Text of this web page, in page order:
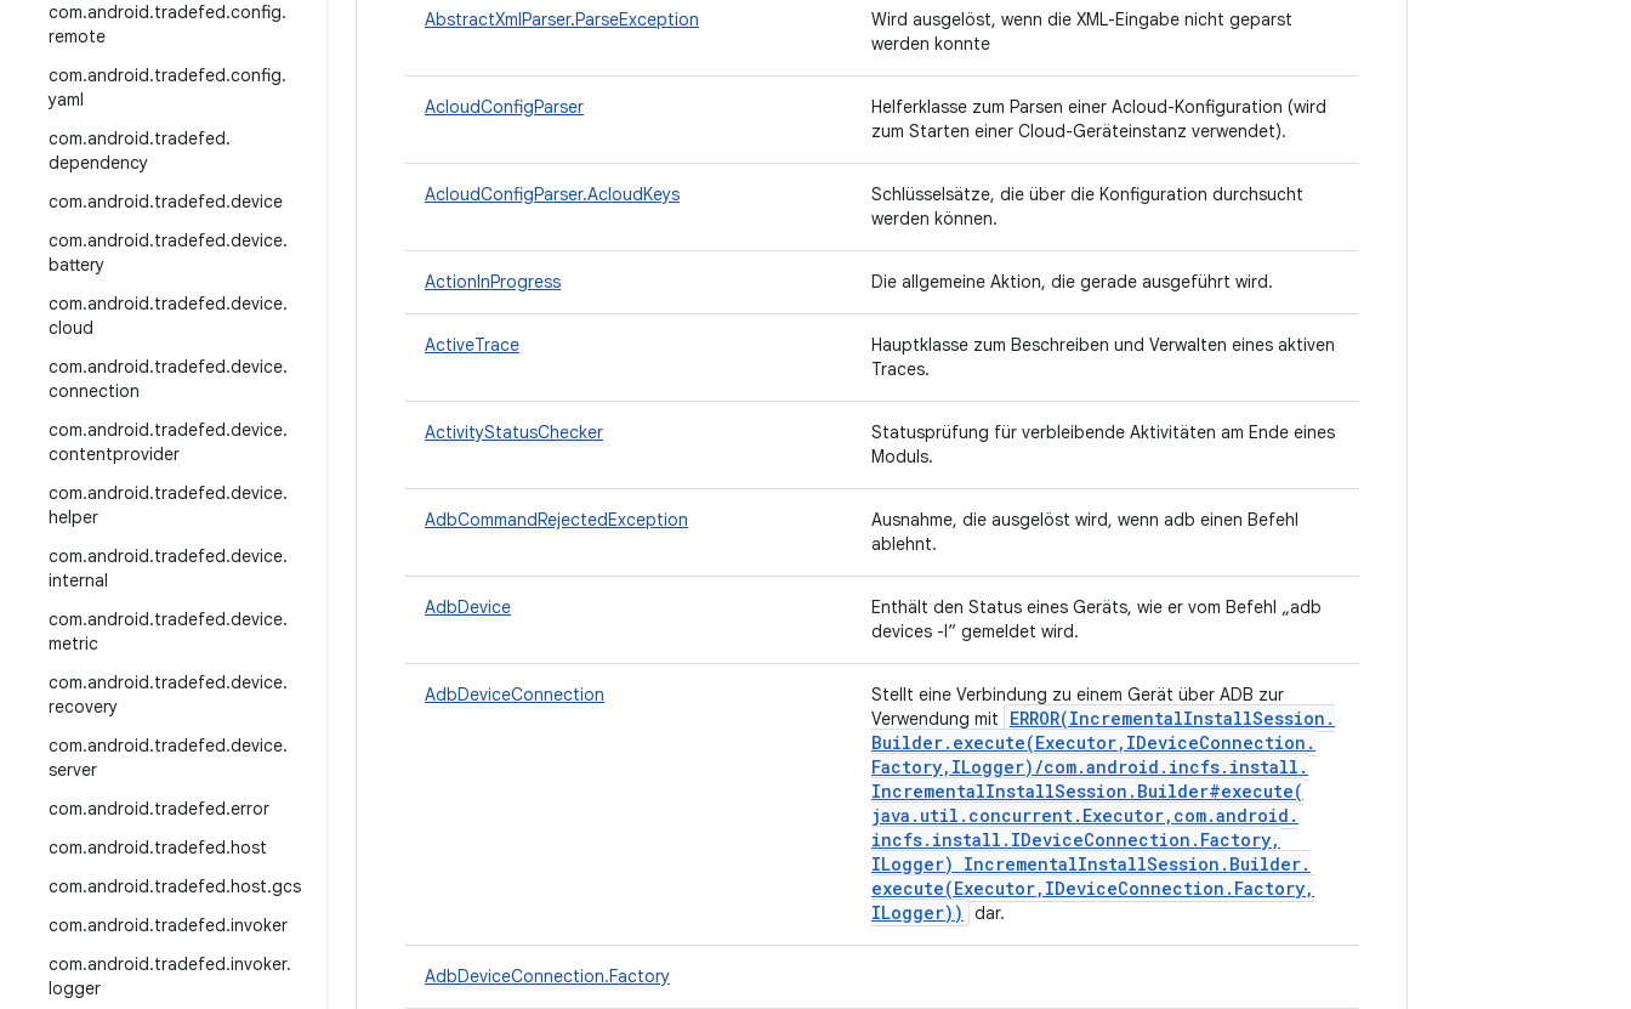
com.android.tradefed.config.
remote
com.android.tradefed.config.
yaml
com.android.tradefed.
dependency
com.android.tradefed.device
com.android.tradefed.device.
battery
com.android.tradefed.device.
cloud
com.android.tradefed.device.
connection
com.android.tradefed.device.
contentprovider
com.android.tradefed.device.
helper
com.android.tradefed.device.
internal
com.android.tradefed.device.
metric
com.android.tradefed.device.
recovery
com.android.tradefed.device.
server
com.android.tradefed.error
com.android.tradefed.host
com.android.tradefed.host.gcs
com.android.tradefed.invoker
com.android.tradefed.invoker.
logger
AbstractXmlParser.ParseException
Wird ausgelöst, wenn die XML-Eingabe nicht geparst
werden konnte
AcloudConfigParser
Helferklasse zum Parsen einer Acloud-Konfiguration (wird
zum Starten einer Cloud-Geräteinstanz verwendet).
AcloudConfigParser.AcloudKeys
Schlüsselsätze, die über die Konfiguration durchsucht
werden können.
ActionInProgress Die allgemeine Aktion, die gerade ausgeführt wird.
ActiveTrace
Hauptklasse zum Beschreiben und Verwalten eines aktiven
Traces.
ActivityStatusChecker
Statusprüfung für verbleibende Aktivitäten am Ende eines
Moduls.
AdbCommandRejectedException
Ausnahme, die ausgelöst wird, wenn adb einen Befehl
ablehnt.
AdbDevice
Enthält den Status eines Geräts, wie er vom Befehl „adb
devices -l“ gemeldet wird.
AdbDeviceConnection
Stellt eine Verbindung zu einem Gerät über ADB zur
Verwendung mit
ERROR(IncrementalInstallSession .
Builder. execute(Executor, IDeviceConnection .
Factory, ILogger) /com.android . incfs. install .
IncrementalInstallSession . Builder#execute(
java . util . concurrent. Executor, com.android .
incfs. install . IDeviceConnection . Factory,
ILogger) IncrementalInstallSession . Builder.
execute(Executor, IDeviceConnection . Factory,
ILogger))
dar.
AdbDeviceConnection.Factory